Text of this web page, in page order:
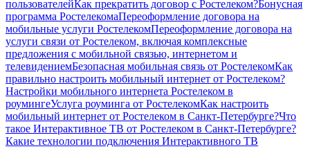
пользователейКак прекратить договор с Ростелеком?Бонусная
программа РостелекомаПереоформление договора на
мобильные услуги РостелекомПереоформление договора на
услуги связи от Ростелеком, включая комплексные
предложения с мобильной связью, интернетом и
телевидениемБезопасная мобильная связь от РостелекомКак
правильно настроить мобильный интернет от Ростелеком?
Настройки мобильного интернета Ростелеком в
роумингеУслуга роуминга от РостелекомКак настроить
мобильный интернет от Ростелеком в Санкт-Петербурге?Что
такое Интерактивное ТВ от Ростелеком в Санкт-Петербурге?
Какие технологии подключения Интерактивного ТВ